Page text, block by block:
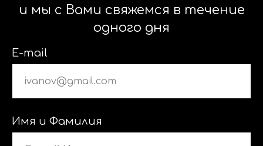
и мы с Вами свяжемся в течение
одного дня
E-mail
Имя и Фамилия